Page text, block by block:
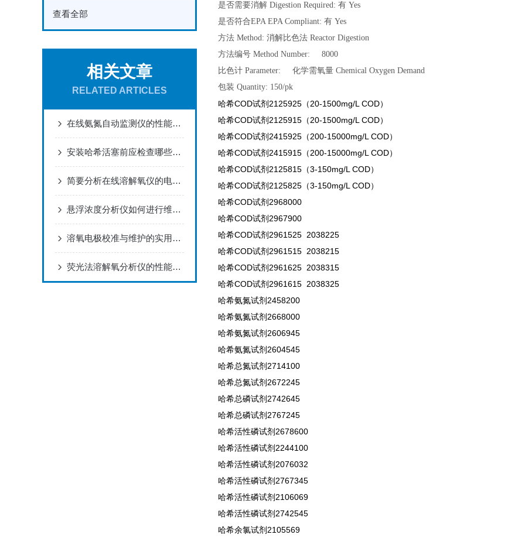
查看全部
相关文章
RELATED ARTICLES
在线氨氮自动监测仪的性能特点
安装哈希活塞前应检查哪些内容？
简要分析在线溶解氧仪的电极维护方法
悬浮浓度分析仪如何进行维护和保养？
溶氧电极校准与维护的实用指南
荧光法溶解氧分析仪的性能特点
是否需要消解 Digestion Required: 有 Yes
是否符合EPA EPA Compliant: 有 Yes
方法 Method: 消解比色法 Reactor Digestion
方法编号 Method Number: 8000
比色计 Parameter: 化学需氧量 Chemical Oxygen Demand
包装 Quantity: 150/pk
哈希COD试剂2125925（20-1500mg/L COD）
哈希COD试剂2125915（20-1500mg/L COD）
哈希COD试剂2415925（200-15000mg/L COD）
哈希COD试剂2415915（200-15000mg/L COD）
哈希COD试剂2125815（3-150mg/L COD）
哈希COD试剂2125825（3-150mg/L COD）
哈希COD试剂2968000
哈希COD试剂2967900
哈希COD试剂2961525 2038225
哈希COD试剂2961515 2038215
哈希COD试剂2961625 2038315
哈希COD试剂2961615 2038325
哈希氨氮试剂2458200
哈希氨氮试剂2668000
哈希氨氮试剂2606945
哈希氨氮试剂2604545
哈希总氮试剂2714100
哈希总氮试剂2672245
哈希总磷试剂2742645
哈希总磷试剂2767245
哈希活性磷试剂2678600
哈希活性磷试剂2244100
哈希活性磷试剂2076032
哈希活性磷试剂2767345
哈希活性磷试剂2106069
哈希活性磷试剂2742545
哈希余氯试剂2105569